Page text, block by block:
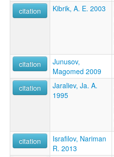
citation
Kibrik, A. E. 2003
citation
Junusov,
Magomed 2009
citation
Jaraliev, Ja. A.
1995
citation
Israfilov, Nariman
R. 2013